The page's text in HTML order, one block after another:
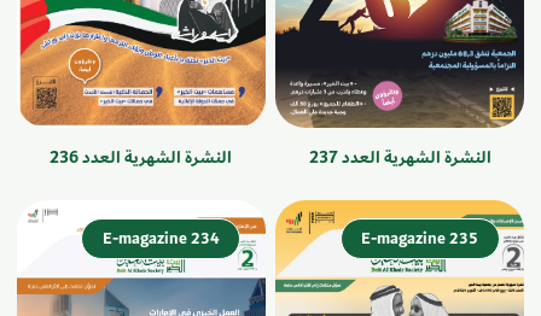
النشرة الشهرية العدد 237 النشرة الشهرية العدد 236
E-magazine 235
E-magazine 234